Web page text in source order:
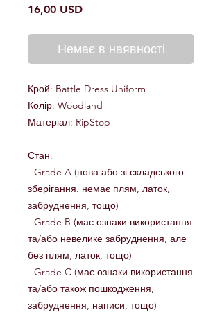
16,00 USDЦіна
Немає в наявності
Крой: Battle Dress Uniform
Колір: Woodland
Матеріал: RipStop
Стан:
- Grade A (нова або зі складського
зберігання. немає плям, латок,
забруднення, тощо)
- Grade B (має ознаки використання
та/або невелике забруднення, але
без плям, латок, тощо)
- Grade C (має ознаки використання
та/або також пошкодження,
забруднення, написи, тощо)